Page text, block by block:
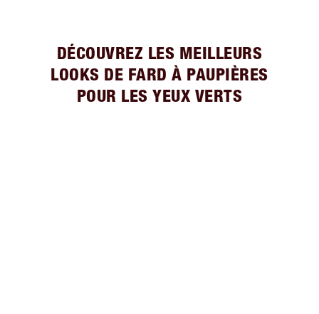
DÉCOUVREZ LES MEILLEURS
LOOKS DE FARD À PAUPIÈRES
POUR LES YEUX VERTS